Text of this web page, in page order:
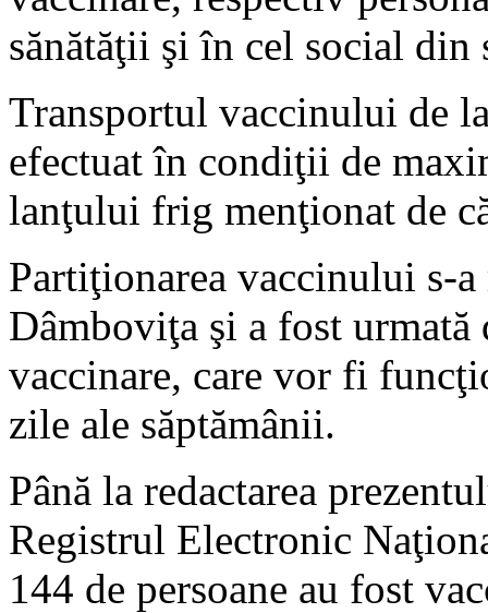
sănătăţii şi în cel social
Transportul vaccinului de
efectuat în condiţii de
lanţului frig menţionat de
Partiţionarea vaccinului s-
Dâmboviţa şi a fost urmată
vaccinare, care vor fi
zile ale săptămânii.
Până la redactarea
Registrul Electronic
144 de persoane au fost